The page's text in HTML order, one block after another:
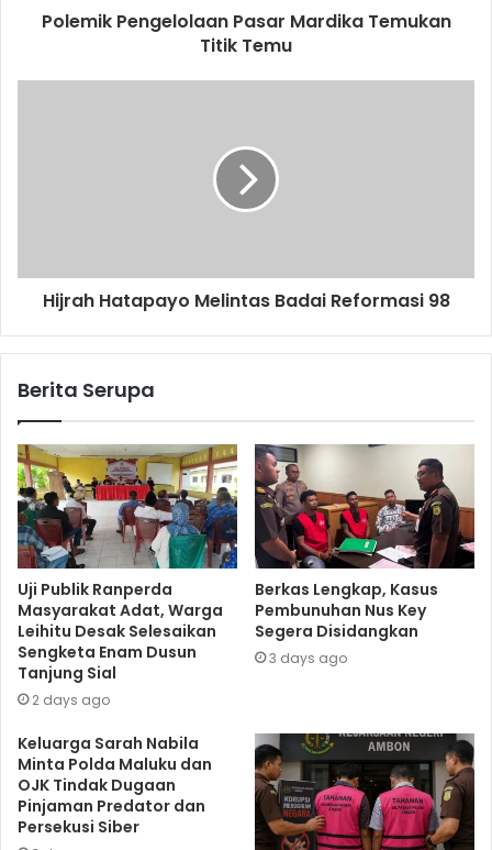
Polemik Pengelolaan Pasar Mardika Temukan
Titik Temu
Hijrah Hatapayo Melintas Badai Reformasi 98
Berita Serupa
Uji Publik Ranperda
Masyarakat Adat, Warga
Leihitu Desak Selesaikan
Sengketa Enam Dusun
Tanjung Sial
2 days ago
Berkas Lengkap, Kasus
Pembunuhan Nus Key
Segera Disidangkan
3 days ago
Keluarga Sarah Nabila
Minta Polda Maluku dan
OJK Tindak Dugaan
Pinjaman Predator dan
Persekusi Siber